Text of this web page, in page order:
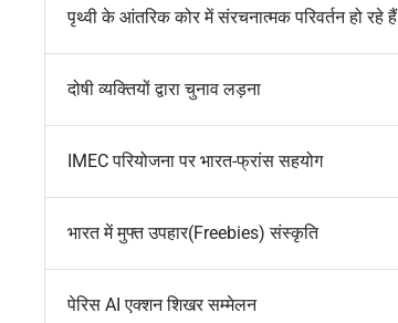
पृथ्वी के आंतरिक कोर में संरचनात्मक परिवर्तन हो रहे हैं
दोषी व्यक्तियों द्वारा चुनाव लड़ना
IMEC परियोजना पर भारत-फ्रांस सहयोग
भारत में मुफ्त उपहार(Freebies) संस्कृति
पेरिस AI एक्शन शिखर सम्मेलन